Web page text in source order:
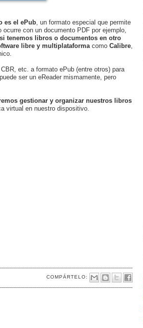
es el ePub , un formato especial que permite
con un documento PDF por ejemplo,
tenemos libros o documentos en otro
libre y multiplataforma como Calibre
etc. a formato ePub (entre otros) para
ser un eReader mismamente, pero
gestionar y organizar nuestros libros
virtual en nuestro dispositivo.
COMPÁRTELO: